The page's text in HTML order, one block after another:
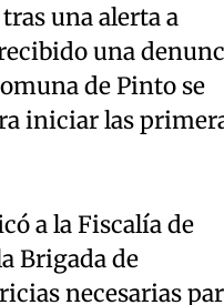
una alerta a
una
de Pinto se
iniciar las
a la Fiscalía de
Brigada de
necesarias